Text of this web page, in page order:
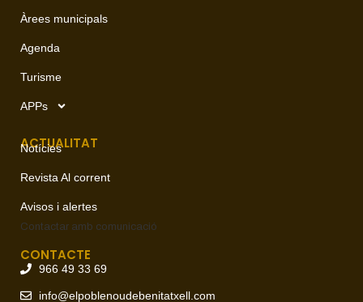
Àrees municipals
Agenda
Turisme
APPs
ACTUALITAT
Notícies
Revista Al corrent
Avisos i alertes
Contactar amb comunicació
CONTACTE
966 49 33 69
info@elpoblenoudebenitatxell.com